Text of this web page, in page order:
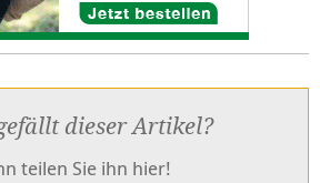
dieser Artikel?
teilen Sie ihn hier!